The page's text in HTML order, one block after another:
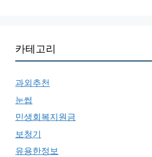
카테고리
과외추천
눈썹
민생회복지원금
보청기
유용한정보